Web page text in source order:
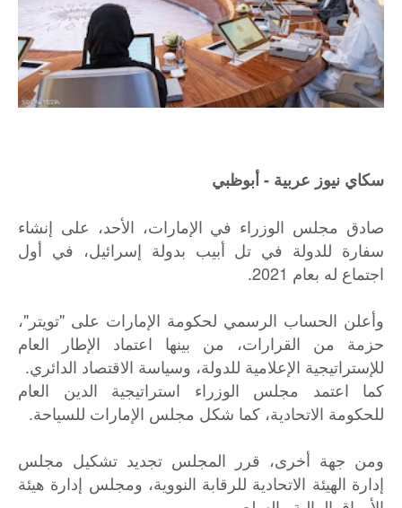
سكاي نيوز عربية - أبوظبي
صادق مجلس الوزراء في الإمارات، الأحد، على إنشاء
سفارة للدولة في تل أبيب بدولة إسرائيل، في أول
اجتماع له بعام 2021.
وأعلن الحساب الرسمي لحكومة الإمارات على "تويتر"،
حزمة من القرارات، من بينها اعتماد الإطار العام
للإستراتيجية الإعلامية للدولة، وسياسة الاقتصاد الدائري.
كما اعتمد مجلس الوزراء استراتيجية الدين العام
للحكومة الاتحادية، كما شكل مجلس الإمارات للسياحة.
ومن جهة أخرى، قرر المجلس تجديد تشكيل مجلس
إدارة الهيئة الاتحادية للرقابة النووية، ومجلس إدارة هيئة